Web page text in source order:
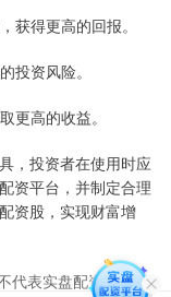
获得更高的回报。
投资风险。
更高的收益。
，投资者在使用时应
资平台，并制定合理
资股，实现财富增
代表实盘配资网观点